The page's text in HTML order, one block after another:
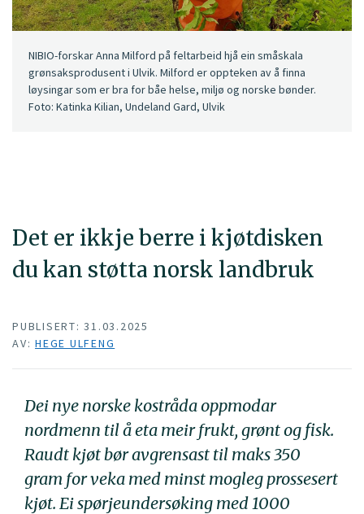
Det er ikkje berre i kjøtdisken
du kan støtta norsk landbruk
NIBIO-forskar Anna Milford på feltarbeid hjå ein småskala
grønsaksprodusent i Ulvik. Milford er oppteken av å finna
løysingar som er bra for båe helse, miljø og norske bønder.
Foto: Katinka Kilian, Undeland Gard, Ulvik
PUBLISERT: 31.03.2025
AV: HEGE ULFENG
Dei nye norske kostråda oppmodar
nordmenn til å eta meir frukt, grønt og fisk.
Raudt kjøt bør avgrensast til maks 350
gram for veka med minst mogleg prossesert
kjøt. Ei spørjeundersøking med 1000